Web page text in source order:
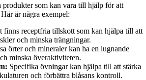
som kan vara till hjälp för att
är några exempel:
finns receptfria tillskott som kan hjälpa till att
och minska trängningar.
örter och mineraler kan ha en lugnande
minska överaktiviteten.
Specifika övningar kan hjälpa till att stärka
och förbättra blåsans kontroll.